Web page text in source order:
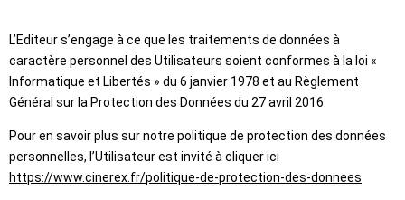
L’Editeur s’engage à ce que les traitements de données à
caractère personnel des Utilisateurs soient conformes à la loi «
Informatique et Libertés » du 6 janvier 1978 et au Règlement
Général sur la Protection des Données du 27 avril 2016.
Pour en savoir plus sur notre politique de protection des données
personnelles, l’Utilisateur est invité à cliquer ici
https://www.cinerex.fr/politique-de-protection-des-donnees